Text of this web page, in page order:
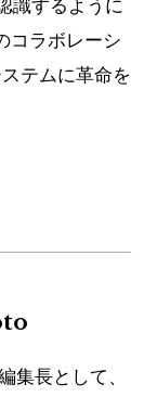
識するように
コラボレーシ
テムに革命を
長として、